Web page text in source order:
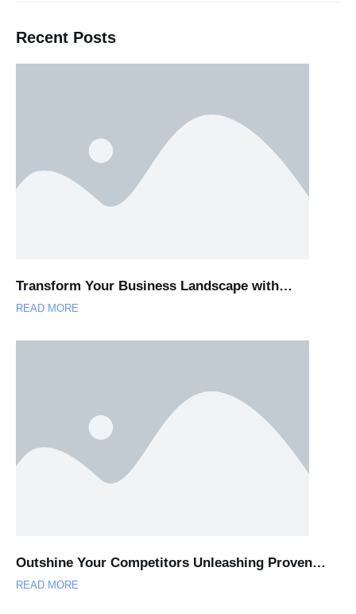
Recent Posts
Transform Your Business Landscape with…
READ MORE
Outshine Your Competitors Unleashing Proven…
READ MORE